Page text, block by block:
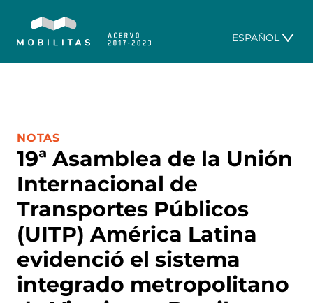
ESPAÑOL
19ª Asamblea de la Unión
Internacional de
Transportes Públicos
(UITP) América Latina
evidenció el sistema
integrado metropolitano
CATEGORÍA:
NOTAS